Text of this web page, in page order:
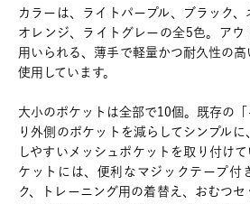
カラーは、ライトパープル、ブラック
オレンジ、ライトグレーの全5色。アウ
用いられる、薄手で軽量かつ耐久性の
使用しています。
大小のポケットは全部で10個。既存の
り外側のポケットを減らしてシンプル
しやすいメッシュポケットを取り付け
ケットには、便利なマジックテープ付
ク、トレーニング用の着替え、おむつ